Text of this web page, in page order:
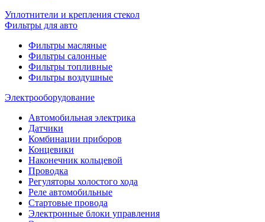
Уплотнители и крепления стекол
Фильтры для авто
Фильтры масляные
Фильтры салонные
Фильтры топливные
Фильтры воздушные
Электрооборудование
Автомобильная электрика
Датчики
Комбинации приборов
Концевики
Наконечник кольцевой
Проводка
Регуляторы холостого хода
Реле автомобильные
Стартовые провода
Электронные блоки управления